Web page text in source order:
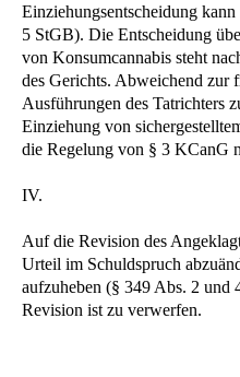
Einziehungsentscheidung
5 StGB). Die Entscheidung
von Konsumcannabis steht
des Gerichts. Abweichend zur
Ausführungen des Tatrichters
Einziehung von
die Regelung von § 3 KCanG
IV.
Auf die Revision des
Urteil im Schuldspruch
aufzuheben (§ 349 Abs. 2 und
Revision ist zu verwerfen.